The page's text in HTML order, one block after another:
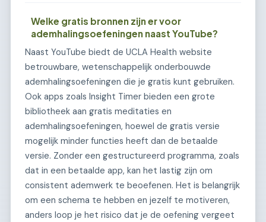
Welke gratis bronnen zijn er voor
ademhalingsoefeningen naast YouTube?
Naast YouTube biedt de UCLA Health website
betrouwbare, wetenschappelijk onderbouwde
ademhalingsoefeningen die je gratis kunt gebruiken.
Ook apps zoals Insight Timer bieden een grote
bibliotheek aan gratis meditaties en
ademhalingsoefeningen, hoewel de gratis versie
mogelijk minder functies heeft dan de betaalde
versie. Zonder een gestructureerd programma, zoals
dat in een betaalde app, kan het lastig zijn om
consistent ademwerk te beoefenen. Het is belangrijk
om een schema te hebben en jezelf te motiveren,
anders loop je het risico dat je de oefening vergeet